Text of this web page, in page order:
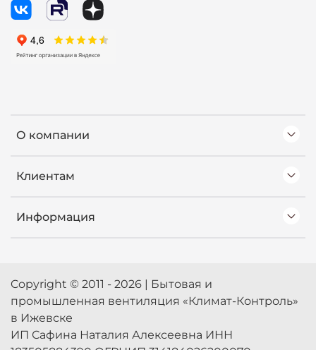
О компании
Клиентам
Информация
Copyright © 2011 - 2026 | Бытовая и
промышленная вентиляция «Климат-Контроль»
в Ижевске
ИП Сафина Наталия Алексеевна ИНН